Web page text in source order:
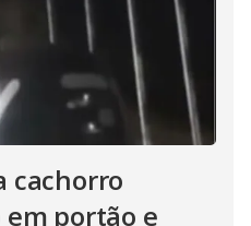
cachorro
portão e